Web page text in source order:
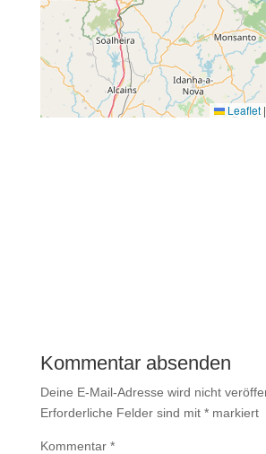
Leaflet|
Kommentar absenden
Deine E-Mail-Adresse wird nicht
Erforderliche Felder sind mit *markiert
Kommentar *